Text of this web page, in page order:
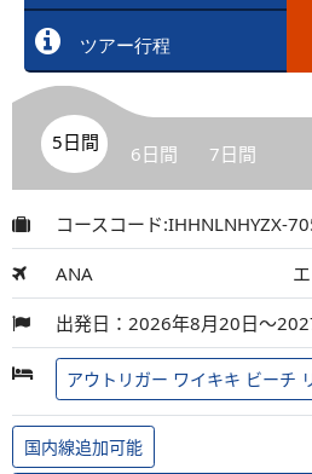
ツアー行程
5日間 6日間 7日間
コースコード:IHHNLNHYZX-
ANA
出発日：2026年8月20日～
アウトリガー ワイキキ ビーチ
国内線追加可能